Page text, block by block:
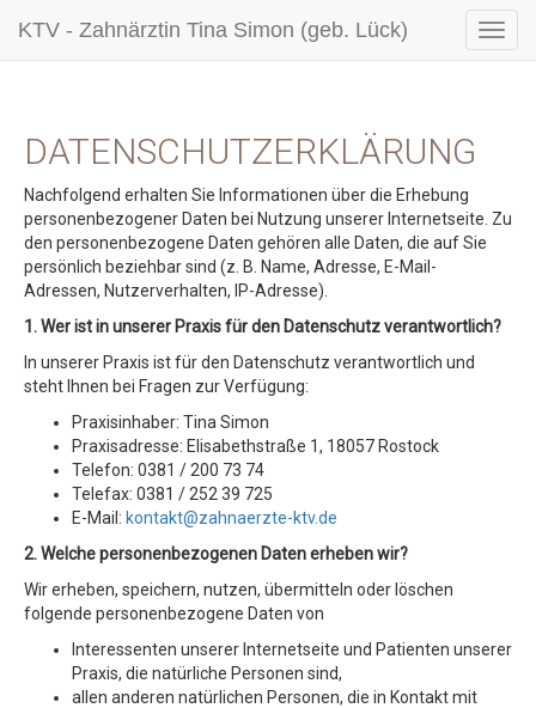
KTV - Zahnärztin Tina Simon (geb. Lück)
DATENSCHUTZERKLÄRUNG
Nachfolgend erhalten Sie Informationen über die Erhebung
personenbezogener Daten bei Nutzung unserer Internetseite. Zu
den personenbezogene Daten gehören alle Daten, die auf Sie
persönlich beziehbar sind (z. B. Name, Adresse, E-Mail-
Adressen, Nutzerverhalten, IP-Adresse).
1. Wer ist in unserer Praxis für den Datenschutz verantwortlich?
In unserer Praxis ist für den Datenschutz verantwortlich und
steht Ihnen bei Fragen zur Verfügung:
Praxisinhaber: Tina Simon
Praxisadresse: Elisabethstraße 1, 18057 Rostock
Telefon: 0381 / 200 73 74
Telefax: 0381 / 252 39 725
E-Mail: kontakt@zahnaerzte-ktv.de
2. Welche personenbezogenen Daten erheben wir?
Wir erheben, speichern, nutzen, übermitteln oder löschen
folgende personenbezogene Daten von
Interessenten unserer Internetseite und Patienten unserer
Praxis, die natürliche Personen sind,
allen anderen natürlichen Personen, die in Kontakt mit